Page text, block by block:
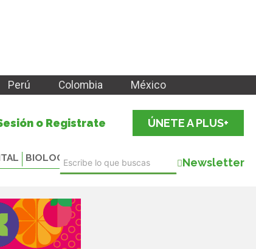
Perú Colombia México
o Registrate ÚNETE A PLUS+
BIOLOGICALS Newsletter